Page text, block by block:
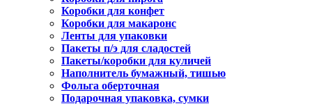
Коробки для конфет
Коробки для макаронс
Ленты для упаковки
Пакеты п/э для сладостей
Пакеты/коробки для куличей
Наполнитель бумажный, тишью
Фольга оберточная
Подарочная упаковка, сумки